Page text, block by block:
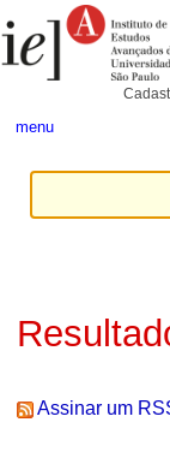
para
conteúdo.
Pessoais
menu
Assinar um